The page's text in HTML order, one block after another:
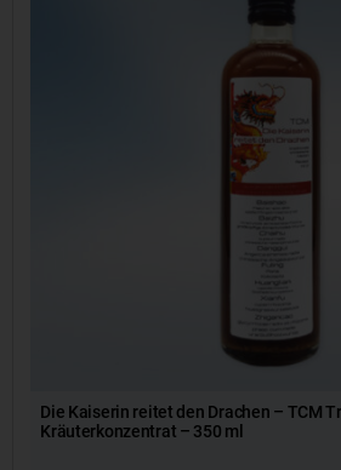
Die Kaiserin reitet den Drachen – TCM
Kräuterkonzentrat – 350 ml